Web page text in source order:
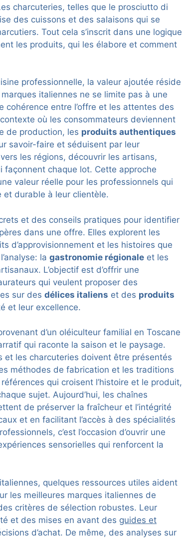
charcuteries, telles que le prosciutto di
des cuissons et des salaisons qui se
Tout cela s’inscrit dans une logique
les produits, qui les élabore et comment
professionnelle, la valeur ajoutée réside
italiennes ne se limite pas à une
cohérence entre l’offre et les attentes des
où les consommateurs deviennent
de production, les produits authentiques
savoir-faire et séduisent par leur
les régions, découvrir les artisans,
chaque lot. Cette approche
valeur réelle pour les professionnels qui
et durable à leur clientèle.
et des conseils pratiques pour identifier
dans une offre. Elles explorent les
d’approvisionnement et les histoires que
la gastronomie régionale et les
L’objectif est d’offrir une
qui veulent proposer des
sur des délices italiens et des produits
et leur excellence.
d’un oléiculteur familial en Toscane
qui raconte la saison et le paysage.
et les charcuteries doivent être présentés
méthodes de fabrication et les traditions
qui croisent l’histoire et le produit,
sujet. Aujourd’hui, les chaînes
de préserver la fraîcheur et l’intégrité
et en facilitant l’accès à des spécialités
c’est l’occasion d’ouvrir une
sensorielles qui renforcent la
quelques ressources utiles aident
les meilleures marques italiennes de
critères de sélection robustes. Leur
et des mises en avant des guides et
d’achat. De même, des analyses sur